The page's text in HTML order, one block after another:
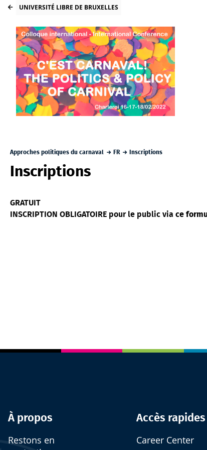
UNIVERSITÉ LIBRE DE BRUXELLES
Approches politiques du carnaval FR Inscriptions
Inscriptions
GRATUIT
INSCRIPTION OBLIGATOIRE pour le public via ce
À propos
Restons en
Accès rapides
Career Center